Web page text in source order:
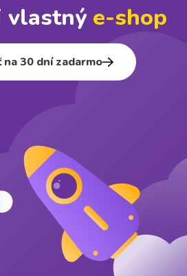
vlastný e⁠-⁠shop
na 30 dní zadarmo